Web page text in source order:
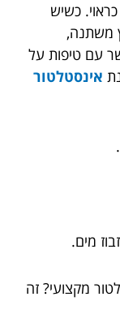
כשיש
משתנה,
עם טיפות על
אינסטלטור
מים.
מקצועי? זה